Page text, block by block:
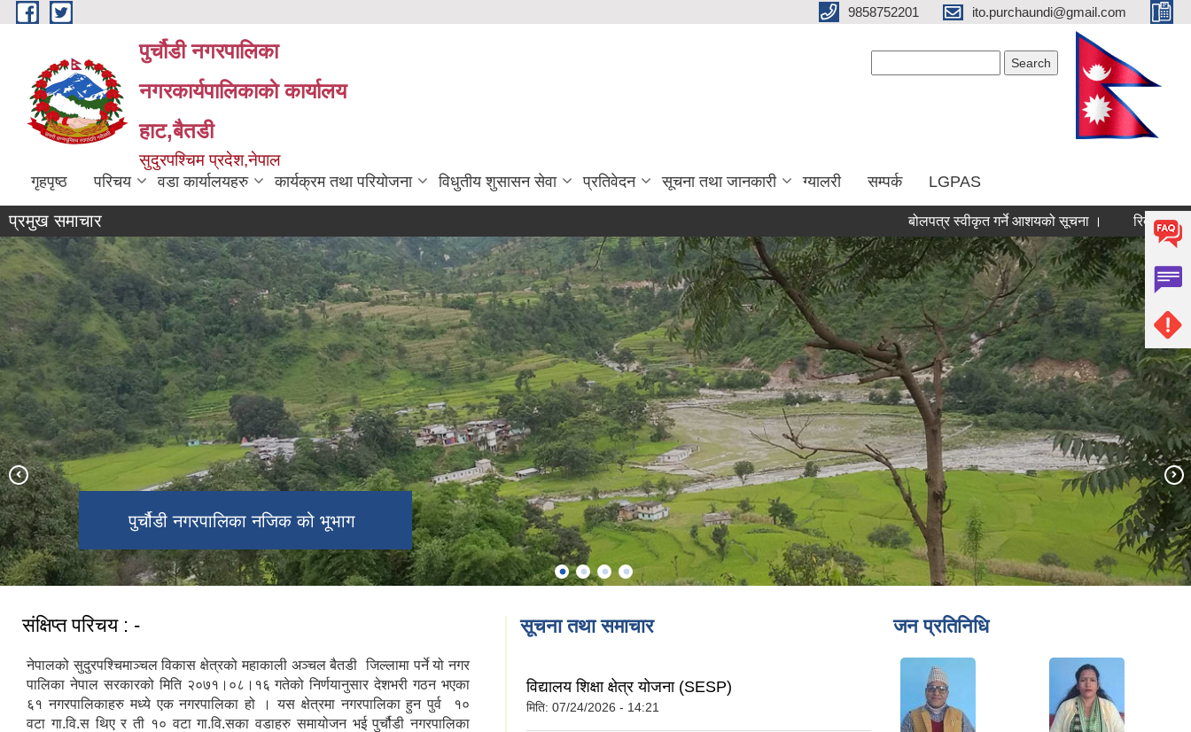
Skip to main content 9858752201 ito.purchaundi@gmail.com
पुर्चौडी नगरपालिका
नगरकार्यपालिकाकाे कार्यालय
हाट,बैतडी
सुदुरपश्चिम प्रदेश,नेपाल
गृहपृष्ठ परिचय वडा कार्यालयहरु कार्यक्रम तथा परियोजना विधुतीय शुसासन सेवा प्रतिवेदन सूचना तथा जानकारी ग्यालरी सम्पर्क LGPAS
प्रमुख समाचार बोलपत्र स्वीकृत गर्ने आशयको सूचना । रिक्त पदमा स्थायी
Pages « first ‹ previous
पुर्चौडी नगरपालिका नजिक को भूभाग
डिलाशैनी भगवती मन्दिर
संक्षिप्त परिचय : -
नेपालको सुदुरपश्चिमाञ्चल विकास क्षेत्रको महाकाली अञ्चल बैतडी जिल्लामा पर्ने यो नगर
पालिका नेपाल सरकारको मिति २०७१।०८।१६ गतेको निर्णयानुसार देशभरी गठन भएका
६१ नगरपालिकाहरु मध्ये एक नगरपालिका हो । यस क्षेत्रमा नगरपालिका हुन पुर्व १०
वटा गा.वि.स थिए र ती १० वटा गा.वि.सका वडाहरु समायोजन भई पुर्चौडी नगरपालिका
सूचना तथा समाचार
विद्यालय शिक्षा क्षेत्र योजना (SESP)
मिति: 07/24/2026 - 14:21
जन प्रतिनिधि